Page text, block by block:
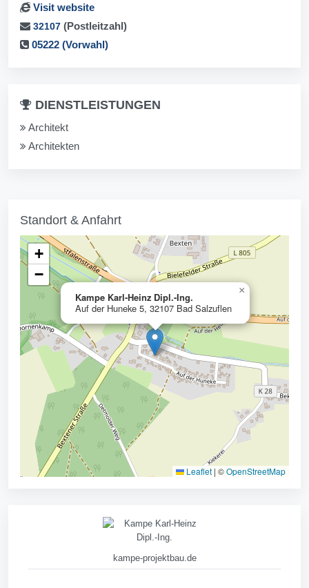
Visit website
32107 (Postleitzahl)
05222 (Vorwahl)
DIENSTLEISTUNGEN
Architekt
Architekten
Standort & Anfahrt
Kampe Karl-Heinz Dipl.-Ing.
Auf der Huneke 5, 32107 Bad Salzuflen
×
+
−
Leaflet | ©OpenStreetMap
kampe-projektbau.de